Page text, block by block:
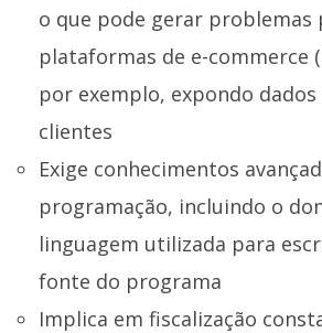
o que pode gerar problemas
plataformas de e-commerce
por exemplo, expondo
clientes
Exige conhecimentos
programação, incluindo o
linguagem utilizada para
fonte do programa
Implica em fiscalização